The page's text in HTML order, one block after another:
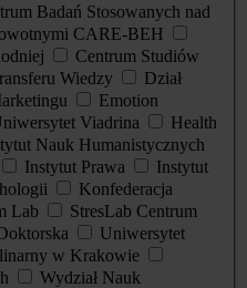
Badań Stosowanych nad
CARE-BEH
Centrum Studiów
Wiedzy
Dział
Emotion
Viadrina
Health
Nauk Humanistycznych
Instytut Prawa
Instytut
Konfederacja
Lab
StresLab Centrum
Uniwersytet
w Krakowie
Wydział Nauk